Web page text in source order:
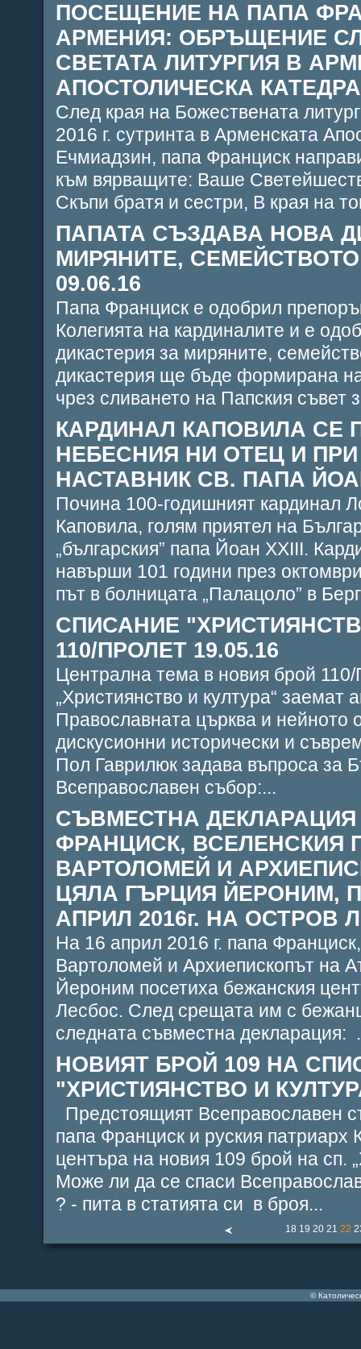
ПОСЕЩЕНИЕ НА ПАПА
АРМЕНИЯ: ОБРЪЩЕНИЕ
СВЕТАТА ЛИТУРГИЯ В
АПОСТОЛИЧЕСКА
След края на Божествената
2016 г. сутринта в Арменската
Ечмиадзин, папа Франциск
към вярващите: Ваше
Скъпи братя и сестри, В края на
ПАПАТА СЪЗДАВА НОВА
МИРЯНИТЕ,
09.06.16
Папа Франциск е одобрил
Колегията на кардиналите и е
дикастерия за миряните,
дикастерия ще бъде формирана
чрез сливането на Папския съвет
КАРДИНАЛ КАПОВИЛА СЕ
НЕБЕСНИЯ НИ ОТЕЦ И
НАСТАВНИК СВ. ПАПА
Почина 100-годишният кардинал
Каповила, голям приятел на
„българския” папа Йоан XXIII.
навърши 101 години през
път в болницата „Палацоло” в
СПИСАНИЕ
110/ПРОЛЕТ 19.05.16
Централна тема в новия брой
„Християнство и култура“ заемат
Православната църква и нейното
дискусионни исторически и
Пол Гаврилюк задава въпроса за
Всеправославен събор:...
СЪВМЕСТНА
ФРАНЦИСК, ВСЕЛЕНСКИЯ
ВАРТОЛОМЕЙ И
ЦЯЛА ГЪРЦИЯ ЙЕРОНИМ,
АПРИЛ 2016г. НА ОСТРОВ
На 16 април 2016 г. папа
Вартоломей и Архиепископът на
Йероним посетиха бежанския
Лесбос. След срещата им с
следната съвместна декларация:
НОВИЯТ БРОЙ 109 НА
"ХРИСТИЯНСТВО И
Предстоящият Всеправославен
папа Франциск и руския патриарх
центъра на новия 109 брой на сп.
Може ли да се спаси
? - пита в статията си в броя...
18 19 20 21 22
©